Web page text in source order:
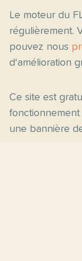
Le moteur du
régulièrement.
pouvez nous
d'amélioration
Ce site est
une bannière